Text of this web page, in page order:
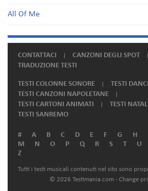
All Of Me
CONTATTACI
CANZONI DEGLI SPOT
TRADUZIONE TESTI
TESTI COLONNE SONORE
TESTI
TESTI CANZONI NAPOLETANE
TESTI CARTONI ANIMATI
TESTI
TESTI SANREMO
# A B C D E F G H
M
N O P Q R S T U
Z
Tutti i testi musicali contenuti nel sito sono
© 2026 Testimania.com - Change